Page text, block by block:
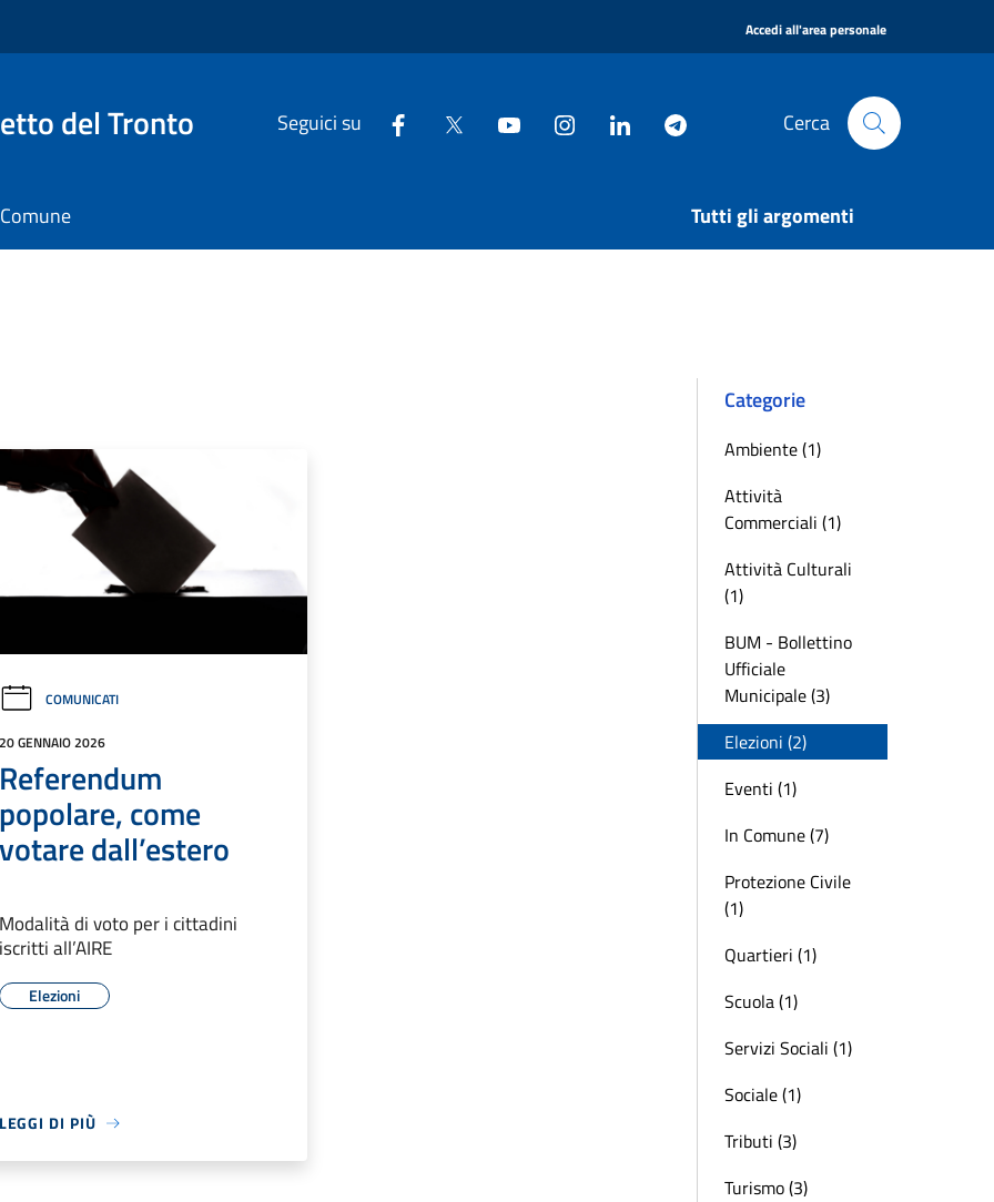
Accedi all'area personale
del Tronto Seguici su Cerca
Tutti gli argomenti
COMUNICATI
GENNAIO 2026
come
dall’estero
di voto per i cittadini
all’AIRE
Elezioni
DI PIÙ
Categorie
Ambiente (1)
Attività
Commerciali (1)
Attività Culturali
(1)
BUM - Bollettino
Ufficiale
Municipale (3)
Elezioni (2)
Eventi (1)
In Comune (7)
Protezione Civile
(1)
Quartieri (1)
Scuola (1)
Servizi Sociali (1)
Sociale (1)
Tributi (3)
Turismo (3)